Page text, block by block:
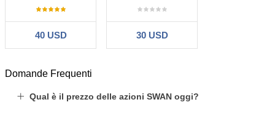
40 USD 30 USD
Domande Frequenti
Qual è il prezzo delle azioni SWAN oggi?